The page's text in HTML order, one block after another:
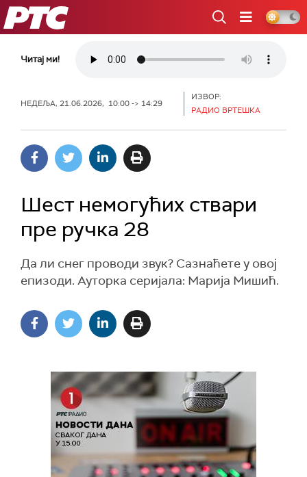
РТС
Читај ми!
НЕДЕЉА, 21.06.2026, 10:00 -> 14:29
ИЗВОР:
РАДИО ВРТЕШКА
Шест немогућих ствари
пре ручка 28
Да ли снег проводи звук? Сазнаћете у овој
епизоди. Ауторка серијала: Марија Мишић.